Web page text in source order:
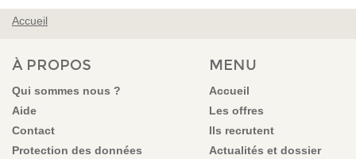
VOUS ÊTES ICI
Accueil
À PROPOS
Qui sommes nous ?
Aide
Contact
Protection des données
MENU
Accueil
Les offres
Ils recrutent
Actualités et dossier